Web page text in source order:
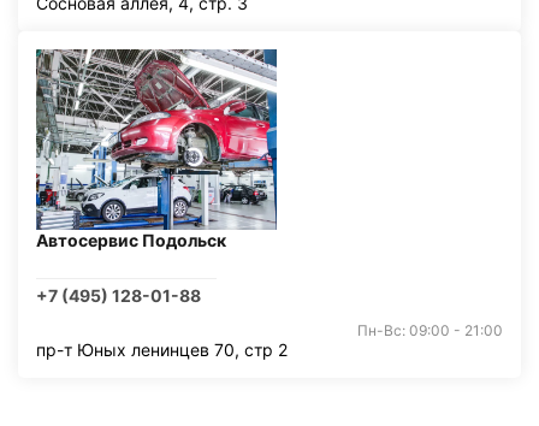
Автосервис Подольск
+7 (495) 128-01-88
Пн-Вс: 09:00 - 21:00
пр-т Юных ленинцев 70, стр 2